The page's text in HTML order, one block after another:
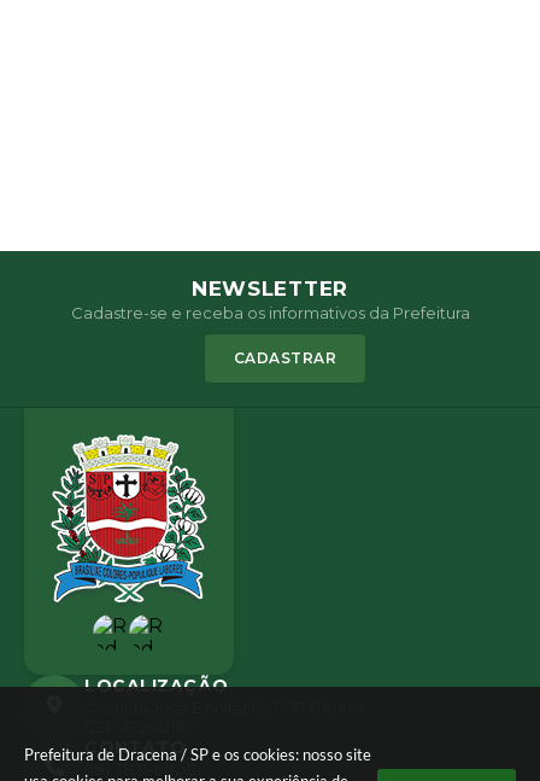
Prefeitura de Dracena / SP e os cookies: nosso site
NEWSLETTER
Cadastre-se e receba os informativos da Prefeitura
CADASTRAR
LOCALIZAÇÃO
CONTATO